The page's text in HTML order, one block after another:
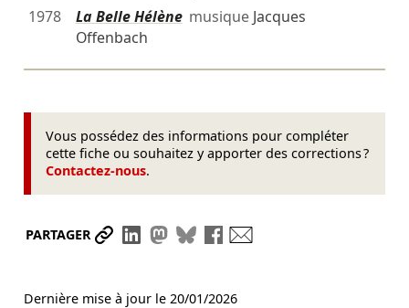
1978
La Belle Hélènemusique Jacques
Offenbach
Vous possédez des informations pour compléter
cette fiche ou souhaitez y apporter des corrections ?
Contactez-nous.
PARTAGER Partager le lien
Partager sur LinkedIn
Partager sur Mastodon
Partager sur Bluesky
Partager sur Facebook
Dernière mise à jour le 20/01/2026